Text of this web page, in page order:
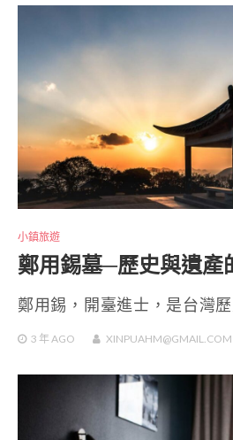
小鎮旅遊
鄭用錫墓─歷史與遺產
鄭用錫，開臺進士，是台灣
3 年AGO XINPUAHM@GMAIL.COM